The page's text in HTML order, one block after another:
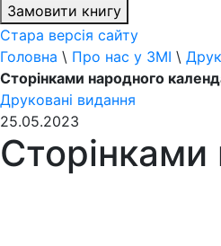
Замовити книгу
Стара версія сайту
Головна \ Про нас у ЗМІ \
Сторінками народного
Друковані видання
25.05.2023